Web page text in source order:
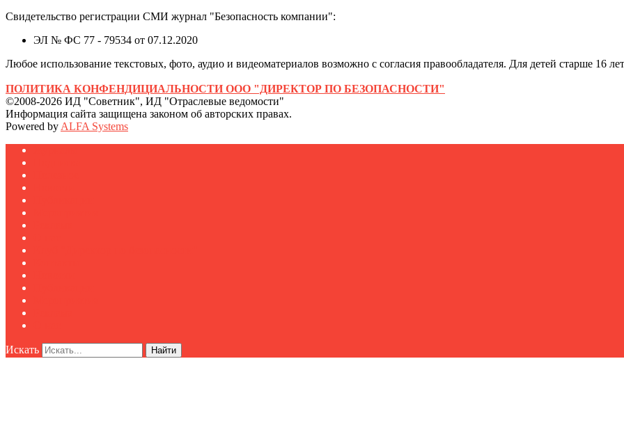
Свидетельство регистрации СМИ журнал "Безопасность компании":
ЭЛ № ФС 77 - 79534 от 07.12.2020
Любое использование текстовых, фото, аудио и видеоматериалов возможно с согласия правообладателя. Для детей старше 16
ПОЛИТИКА КОНФЕНДИЦИАЛЬНОСТИ ООО "ДИРЕКТОР ПО БЕЗОПАСНОСТИ"
©2008-2026 ИД "Советник", ИД "Отраслевые ведомости"
Информация сайта защищена законом об авторских правах.
Powered by ALFA Systems
Искать Найти